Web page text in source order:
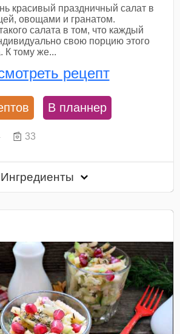
красивый праздничный салат в
овощами и гранатом.
салата в том, что каждый
свою порцию этого
К тому же...
рецепт
В планнер
33
Ингредиенты